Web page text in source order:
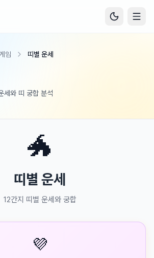
임 띠별 운세
세와 띠 궁합 분석
🐲
띠별 운세
12간지 띠별 운세와 궁합
💜